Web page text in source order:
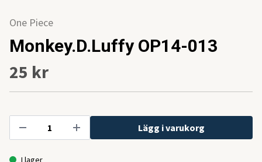
One Piece
Monkey.D.Luffy OP14-013
25 kr
Lägg i varukorg
I lager